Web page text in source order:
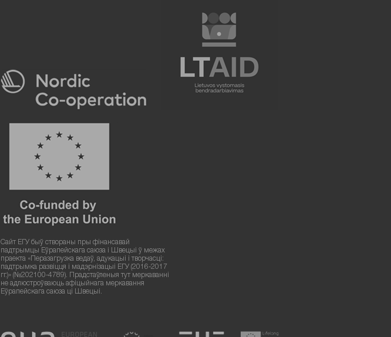
Сайт ЕГУ быў створаны пры фінансавай
падтрымцы Еўрапейскага саюза і Швецыі ў межах
праекта «Перазагрузка ведаў, адукацыі і творчасці:
падтрымка развіцця і мадэрнізацыі ЕГУ (2016-2017
гг.)» (№202100-4789). Прадстаўленыя тут меркаванні
не адлюстроўваюць афіцыйнага меркавання
Еўрапейскага саюза ці Швецыі.